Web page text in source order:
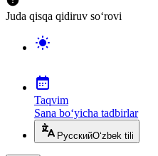
Juda qisqa qidiruv so‘rovi
Taqvim
Sana bo‘yicha tadbirlar
РусскийO‘zbek tili